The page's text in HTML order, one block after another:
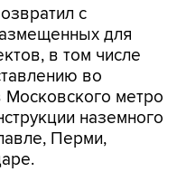
с
для
в том числе
во
Московского метро
наземного
Перми,